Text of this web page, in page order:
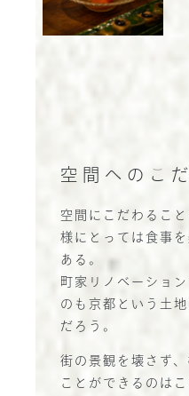
空間へのこ
空間にこだわるこ
様にとっては食事
ある。
町家リノベーショ
のも京都という土
だろう。
街の景観を壊さず
ことができるのは